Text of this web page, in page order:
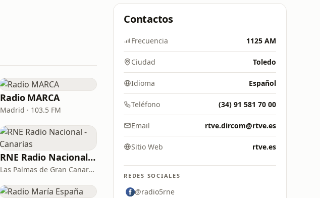
Radio MARCA
Madrid · 103.5 FM
RNE Radio Nacional - Canarias
Las Palmas de Gran Canaria · 92.8 FM
Contactos
Frecuencia 1125 AM
Ciudad Toledo
Idioma Español
Teléfono (34) 91 581 70 00
Email rtve.dircom@rtve.es
Sitio Web rtve.es
REDES SOCIALES
@radio5rne